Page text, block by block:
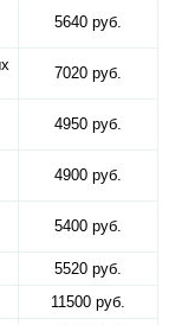
5640 руб.
7020 руб.
4950 руб.
4900 руб.
5400 руб.
5520 руб.
11500 руб.